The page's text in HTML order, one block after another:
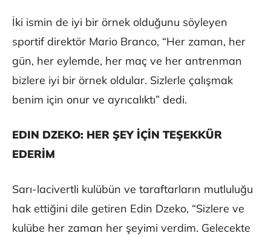
İki ismin de iyi bir örnek olduğunu söyleyen
sportif direktör Mario Branco, “Her zaman, her
gün, her eylemde, her maç ve her antrenman
bizlere iyi bir örnek oldular. Sizlerle çalışmak
benim için onur ve ayrıcalıktı” dedi.
EDIN DZEKO: HER ŞEY İÇİN TEŞEKKÜR
EDERİM
​Sarı-lacivertli kulübün ve taraftarların mutluluğu
hak ettiğini dile getiren Edin Dzeko, “Sizlere ve
kulübe her zaman her şeyimi verdim. Gelecekte